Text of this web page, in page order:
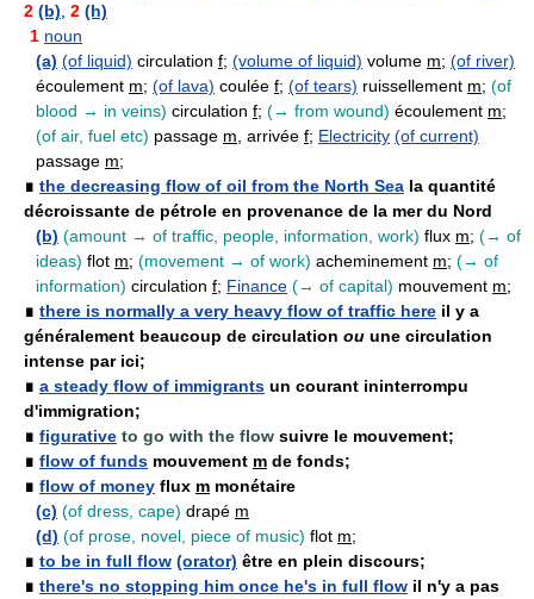
2 (b) 2 (h)
1 noun
(a) (of liquid) circulation f; (volume of liquid) volume m; (of river)
écoulement m; (of lava) coulée f; (of tears) ruissellement m; (of
blood → in veins) circulation f; (→ from wound) écoulement m;
(of air, fuel etc) passage m , arrivée f; Electricity (of current)
passage m;
∎ the decreasing flow of oil from the North Sea la quantité
décroissante de pétrole en provenance de la mer du Nord
(b) (amount → of traffic, people, information, work) flux m; (→ of
ideas) flot m; (movement → of work) acheminement m; (→ of
information) circulation f; Finance (→ of capital) mouvement m;
∎ there is normally a very heavy flow of traffic here il y a
généralement beaucoup de circulation ou une circulation
intense par ici;
∎ a steady flow of immigrants un courant ininterrompu
d'immigration;
∎ figurative to go with the flow suivre le mouvement;
∎ flow of funds mouvement m de fonds;
∎ flow of money flux m monétaire
(c) (of dress, cape) drapé m
(d) (of prose, novel, piece of music) flot m;
∎ to be in full flow (orator) être en plein discours;
∎ there's no stopping him once he's in full flow il n'y a pas